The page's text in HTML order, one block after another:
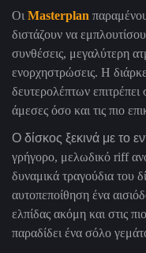
Οι Masterplan
διστάζουν να
συνθέσεις, μεγαλύτερη
ενορχηστρώσεις. Η
δευτερολέπτων
άμεσες όσο και τις πιο
Ο δίσκος ξεκινά με το
γρήγορο, μελωδικό riff
δυναμικά τραγούδια του
αυτοπεποίθηση ένα
ελπίδας ακόμη και στις
παραδίδει ένα σόλο